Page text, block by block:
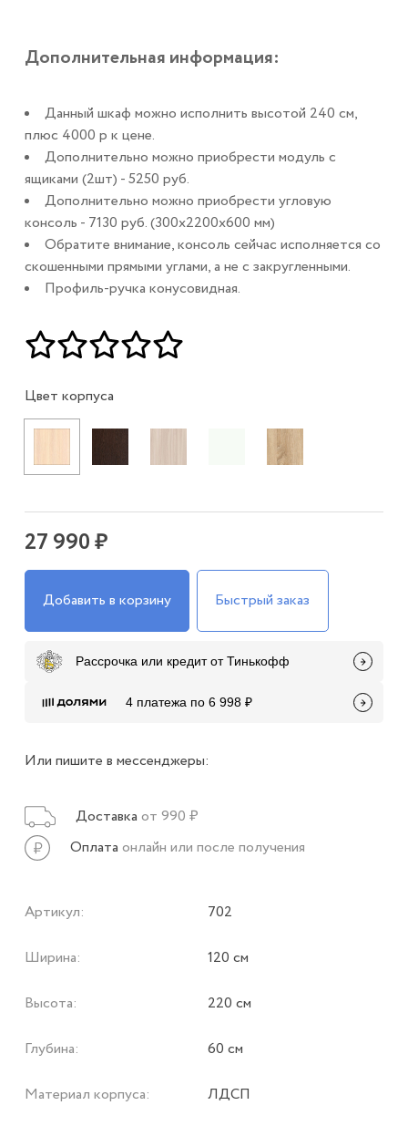
Дополнительная информация:
Данный шкаф можно исполнить высотой 240 см,
плюс 4000 р к цене.
Дополнительно можно приобрести модуль с
ящиками (2шт) - 5250 руб.
Дополнительно можно приобрести угловую
консоль - 7130 руб. (300х2200х600 мм)
Обратите внимание, консоль сейчас исполняется со
скошенными прямыми углами, а не с закругленными.
Профиль-ручка конусовидная.
Цвет корпуса
27 990 ₽
Добавить в корзину Быстрый заказ
Рассрочка или кредит от Тинькофф
4 платежа по 6 998 ₽
Или пишите в мессенджеры:
Доставка от 990 ₽
Оплата онлайн или после получения
Артикул: 702
Ширина: 120 см
Высота: 220 см
Глубина: 60 см
Материал корпуса: ЛДСП